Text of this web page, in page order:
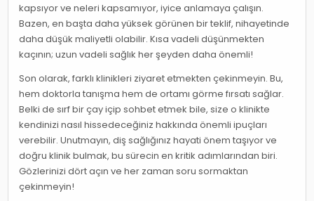
kapsıyor ve neleri kapsamıyor, iyice anlamaya çalışın.
Bazen, en başta daha yüksek görünen bir teklif, nihayetinde
daha düşük maliyetli olabilir. Kısa vadeli düşünmekten
kaçının; uzun vadeli sağlık her şeyden daha önemli!
Son olarak, farklı klinikleri ziyaret etmekten çekinmeyin. Bu,
hem doktorla tanışma hem de ortamı görme fırsatı sağlar.
Belki de sırf bir çay içip sohbet etmek bile, size o klinikte
kendinizi nasıl hissedeceğiniz hakkında önemli ipuçları
verebilir. Unutmayın, diş sağlığınız hayati önem taşıyor ve
doğru klinik bulmak, bu sürecin en kritik adımlarından biri.
Gözlerinizi dört açın ve her zaman soru sormaktan
çekinmeyin!